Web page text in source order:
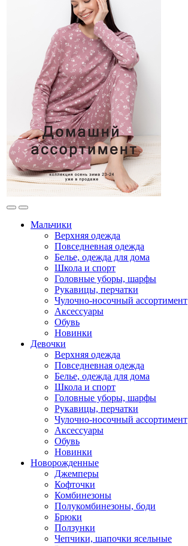
Мальчики
Верхняя одежда
Повседневная одежда
Белье, одежда для дома
Школа и спорт
Головные уборы, шарфы
Рукавицы, перчатки
Чулочно-носочный ассортимент
Аксессуары
Обувь
Новинки
Девочки
Верхняя одежда
Повседневная одежда
Белье, одежда для дома
Школа и спорт
Головные уборы, шарфы
Рукавицы, перчатки
Чулочно-носочный ассортимент
Аксессуары
Обувь
Новинки
Новорожденные
Джемперы
Кофточки
Комбинезоны
Полукомбинезоны, боди
Брюки
Ползунки
Чепчики, шапочки ясельные